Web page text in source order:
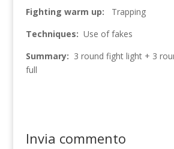
Fighting warm up:
Trapping
Techniques: Use of fakes
Summary: 3 round fight light + 3
full
Invia commento